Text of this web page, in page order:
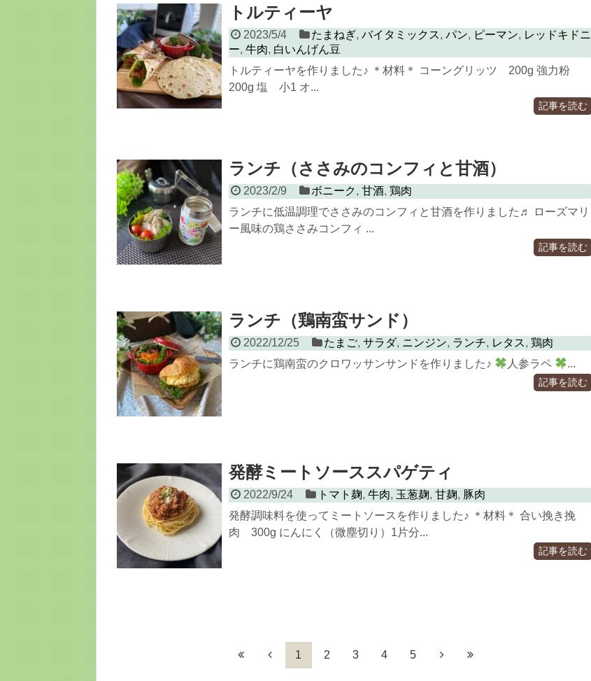
トルティーヤ
2023/5/4 たまねぎ,バイタミックス,パン, ピーマン, レッドキドニ
ー, 牛肉, 白いんげん豆
トルティーヤを作りました♪ ＊材料＊ コーングリッツ 200g 強力粉
200g 塩 小1 オ...
記事を読む
ランチ（ささみのコンフィと甘酒）
2023/2/9 ボニーク,甘酒,鶏肉
ランチに低温調理でささみのコンフィと甘酒を作りました♬ ローズマリ
ー風味の鶏ささみコンフィ ...
記事を読む
ランチ（鶏南蛮サンド）
2022/12/25 たまご,サラダ, ニンジン, ランチ, レタス,鶏肉
ランチに鶏南蛮のクロワッサンサンドを作りました♪
人参ラペ ...
記事を読む
発酵ミートソーススパゲティ
2022/9/24 トマト麹,牛肉, 玉葱麹,甘麹, 豚肉
発酵調味料を使ってミートソースを作りました♪ ＊材料＊ 合い挽き挽
肉 300g にんにく（微塵切り）1片分...
記事を読む
1 2 3 4 5